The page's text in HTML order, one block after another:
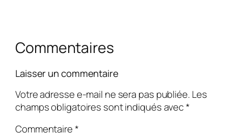
Commentaires
Laisser un commentaire
Votre adresse e-mail ne sera pas publiée. Les
champs obligatoires sont indiqués avec*
Commentaire*